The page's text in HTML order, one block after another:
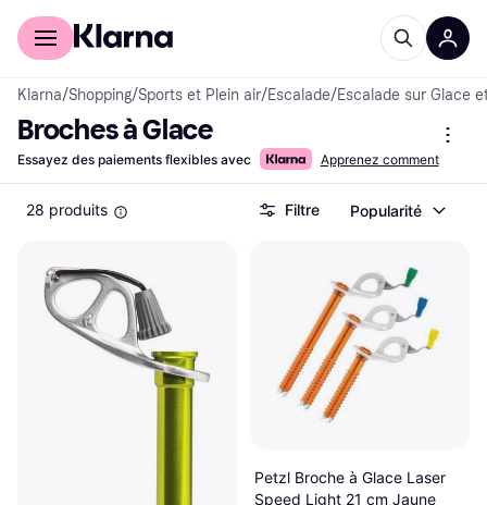
Acheter avec Klarna
Klarna/Shopping/Sports et Plein air/Escalade/Escalade sur Glace
Broches à Glace
Essayez des paiements flexibles avec Apprenez comment
28 produits Filtre Popularité
Petzl Broche à Glace Laser
Speed Light 21 cm Jaune